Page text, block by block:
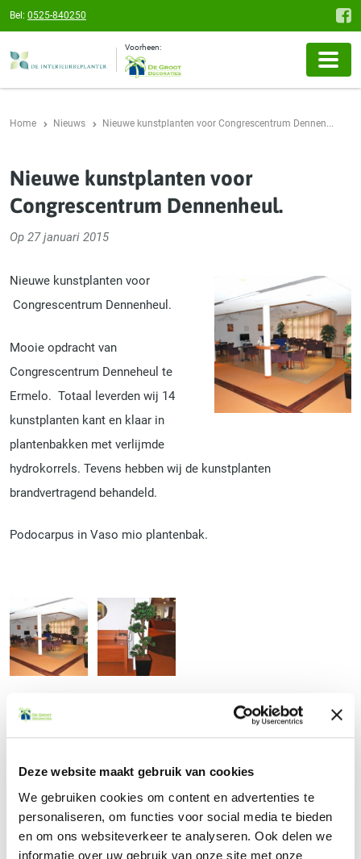
Deze website maakt gebruik van cookies
We gebruiken cookies om content en advertenties te
personaliseren, om functies voor social media te bieden
en om ons websiteverkeer te analyseren. Ook delen we
informatie over uw gebruik van onze site met onze
Bel: 0525-840250
Voorheen:
Home Nieuws Nieuwe kunstplanten voor Congrescentrum Dennen...
Nieuwe kunstplanten voor
Congrescentrum Dennenheul.
Op 27 januari 2015
Nieuwe kunstplanten voor
Congrescentrum Dennenheul.
Mooie opdracht van
Congrescentrum Denneheul te
Ermelo. Totaal leverden wij 14
kunstplanten kant en klaar in
plantenbakken met verlijmde
hydrokorrels. Tevens hebben wij de kunstplanten
brandvertragend behandeld.
Podocarpus in Vaso mio plantenbak.